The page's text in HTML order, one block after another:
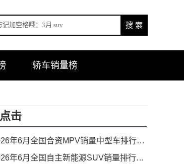
轿车销量榜
击
年6月全国合资MPV销量中型车排行榜完整版(零售量
年6月全国自主新能源SUV销量排行榜完整版(零售量